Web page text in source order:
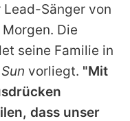
Sänger von
Die
seine Familie in
vorliegt. "Mit
dass unser